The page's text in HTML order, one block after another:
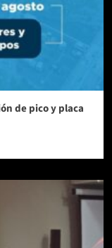
de pico y placa